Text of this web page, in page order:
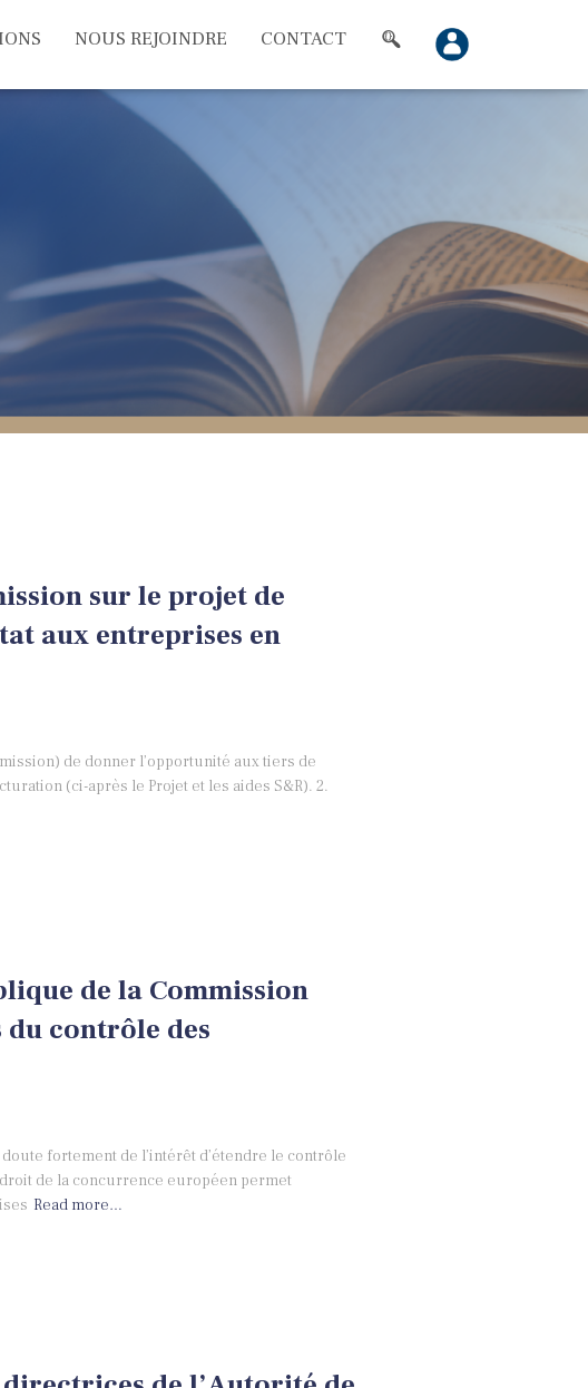
NOUS REJOINDRE CONTACT
sur le projet de
aux entreprises en
de donner l’opportunité aux tiers de
(ci-après le Projet et les aides S&R). 2.
de la Commission
contrôle des
fortement de l’intérêt d’étendre le contrôle
de la concurrence européen permet
Read more…